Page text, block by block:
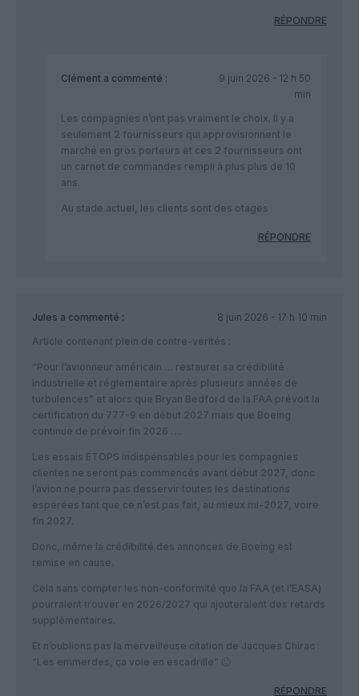
RÉPONDRE
Clément a commenté :
9 juin 2026 - 12 h 50
min
Les compagnies n’ont pas vraiment le choix. Il y a
seulement 2 fournisseurs qui approvisionnent le
marché en gros porteurs et ces 2 fournisseurs ont
un carnet de commandes rempli à plus plus de 10
ans.
Au stade actuel, les clients sont des otages
RÉPONDRE
Jules a commenté :
8 juin 2026 - 17 h 10 min
Article contenant plein de contre-vérités :
“Pour l’avionneur américain … restaurer sa crédibilité
industrielle et réglementaire après plusieurs années de
turbulences” et alors que Bryan Bedford de la FAA prévoit la
certification du 777-9 en début 2027 mais que Boeing
continue de prévoir fin 2026 ….
Les essais ETOPS indispensables pour les compagnies
clientes ne seront pas commencés avant début 2027, donc
l’avion ne pourra pas desservir toutes les destinations
espérées tant que ce n’est pas fait, au mieux mi-2027, voire
fin 2027.
Donc, même la crédibilité des annonces de Boeing est
remise en cause.
Cela sans compter les non-conformité que la FAA (et l’EASA)
pourraient trouver en 2026/2027 qui ajouteraient des retards
supplémentaires.
Et n’oublions pas la merveilleuse citation de Jacques Chirac :
“Les emmerdes, ça vole en escadrille” 🙂
RÉPONDRE